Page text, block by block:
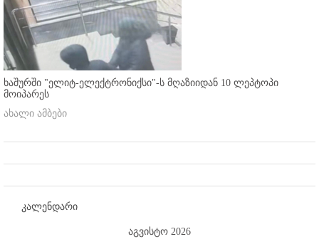
ხაშურში "ელიტ-ელექტრონიქსი"-ს მღაზიიდან 10 ლეპტოპი
მოიპარეს
ახალი ამბები
კალენდარი
აგვისტო 2026